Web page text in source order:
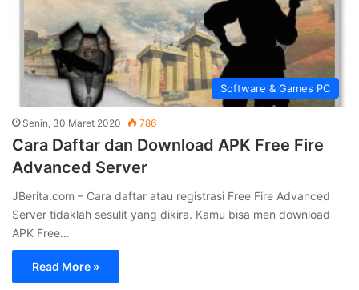
Software & Games PC
Senin, 30 Maret 2020 786
Cara Daftar dan Download APK Free Fire
Advanced Server
JBerita.com – Cara daftar atau registrasi Free Fire Advanced
Server tidaklah sesulit yang dikira. Kamu bisa men download
APK Free…
Read More »